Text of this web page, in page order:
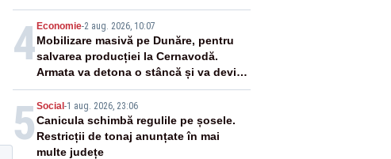
pensii
4 Economie-2 aug. 2026, 10:07
Mobilizare masivă pe Dunăre, pentru
salvarea producției la Cernavodă.
Armata va detona o stâncă și va devia
apa fluviului - IMAGINI AERIENE
5 Social -1 aug. 2026, 23:06
Canicula schimbă regulile pe șosele.
Restricții de tonaj anunțate în mai
multe județe